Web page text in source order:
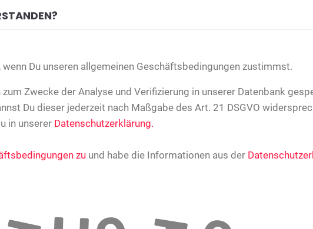
Du unseren allgemeinen Geschäftsbedingungen zustimmst.
Zwecke der Analyse und Verifizierung in unserer Datenbank
Du dieser jederzeit nach Maßgabe des Art. 21 DSGVO
in unserer Datenschutzerklärung.
zu und habe die Informationen aus der